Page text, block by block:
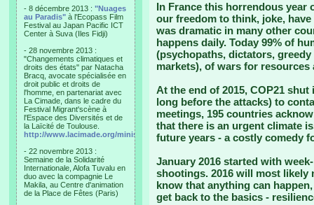
- 8 décembre 2013 : "Nuages
au Paradis" à l'Ecopass Film
Festival au Japan Pacific ICT
Center à Suva (Iles Fidji)
- 28 novembre 2013 :
"Changements climatiques et
droits des états" par Natacha
Bracq, avocate spécialisée en
droit public et droits de
l'homme, en partenariat avec
La Cimade, dans le cadre du
Festival Migrant'scène à
l'Espace des Diversités et de
la Laïcité de Toulouse.
http://www.lacimade.org/minisites/migrantscene
- 22 novembre 2013 :
Semaine de la Solidarité
Internationale, Alofa Tuvalu en
duo avec la compagnie Le
Makila, au Centre d'animation
de la Place de Fêtes (Paris)
In France this horrendous year
our freedom to think, joke,
was dramatic in many other
happens daily. Today 99% of
(psychopaths, dictators,
markets), of wars for
At the end of 2015, COP21
long before the attacks) to
meetings, 195 countries
that there is an urgent climate
future years - a costly comedy
January 2016 started with
shootings. 2016 will most likely
know that anything can
get back to the basics -